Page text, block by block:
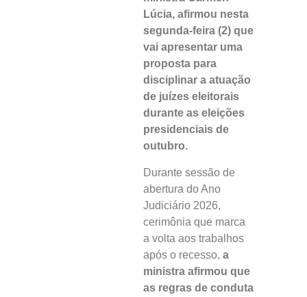
Lúcia, afirmou nesta
segunda-feira (2) que
vai apresentar uma
proposta para
disciplinar a atuação
de juízes eleitorais
durante as eleições
presidenciais de
outubro.
Durante sessão de
abertura do Ano
Judiciário 2026,
cerimônia que marca
a volta aos trabalhos
após o recesso, a
ministra afirmou que
as regras de conduta